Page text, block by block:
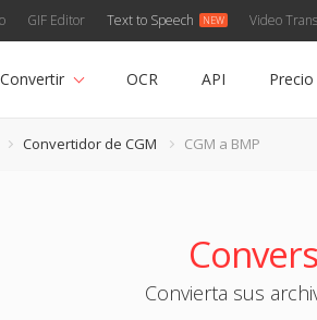
GIF Editor Text to Speech Video
Convertir OCR API Precio
Convertidor de CGM CGM a BMP
Convierta sus